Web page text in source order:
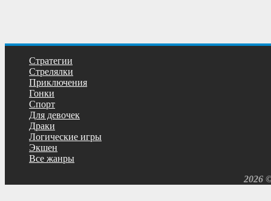
Cтратегии
Cтрелялки
Приключения
Гонки
Спорт
Для девочек
Драки
Логические игры
Экшен
Все жанры
2026